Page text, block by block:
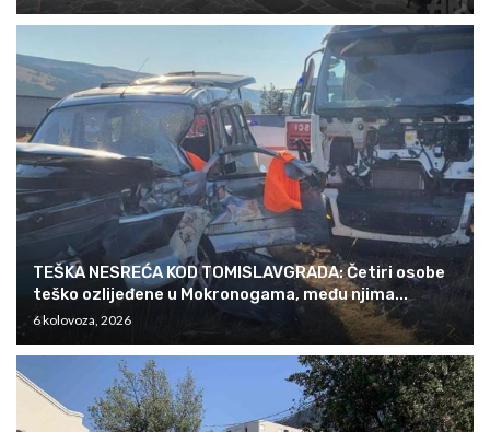
TEŠKA NESREĆA KOD TOMISLAVGRADA: Četiri osobe
teško ozlijeđene u Mokronogama, među njima...
6 kolovoza, 2026